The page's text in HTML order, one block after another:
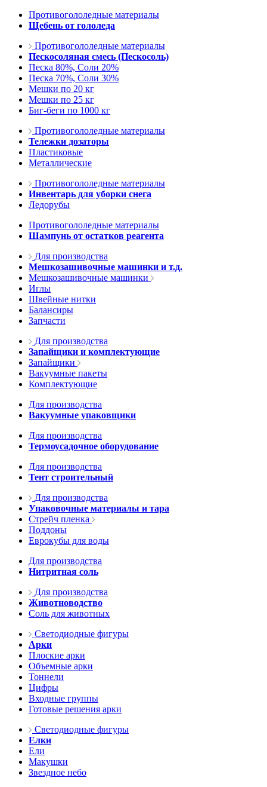
Противогололедные материалы
Щебень от гололеда
Противогололедные материалы
Пескосоляная смесь (Пескосоль)
Песка 80%, Соли 20%
Песка 70%, Соли 30%
Мешки по 20 кг
Мешки по 25 кг
Биг-беги по 1000 кг
Противогололедные материалы
Тележки дозаторы
Пластиковые
Металлические
Противогололедные материалы
Инвентарь для уборки снега
Ледорубы
Противогололедные материалы
Шампунь от остатков реагента
Для производства
Мешкозашивочные машинки и т.д.
Мешкозашивочные машинки
Иглы
Швейные нитки
Балансиры
Запчасти
Для производства
Запайщики и комплектующие
Запайщики
Вакуумные пакеты
Комплектующие
Для производства
Вакуумные упаковщики
Для производства
Термоусадочное оборудование
Для производства
Тент строительный
Для производства
Упаковочные материалы и тара
Стрейч пленка
Поддоны
Еврокубы для воды
Для производства
Нитритная соль
Для производства
Животноводство
Соль для животных
Светодиодные фигуры
Арки
Плоские арки
Объемные арки
Тоннели
Цифры
Входные группы
Готовые решения арки
Светодиодные фигуры
Елки
Ели
Макушки
Звездное небо